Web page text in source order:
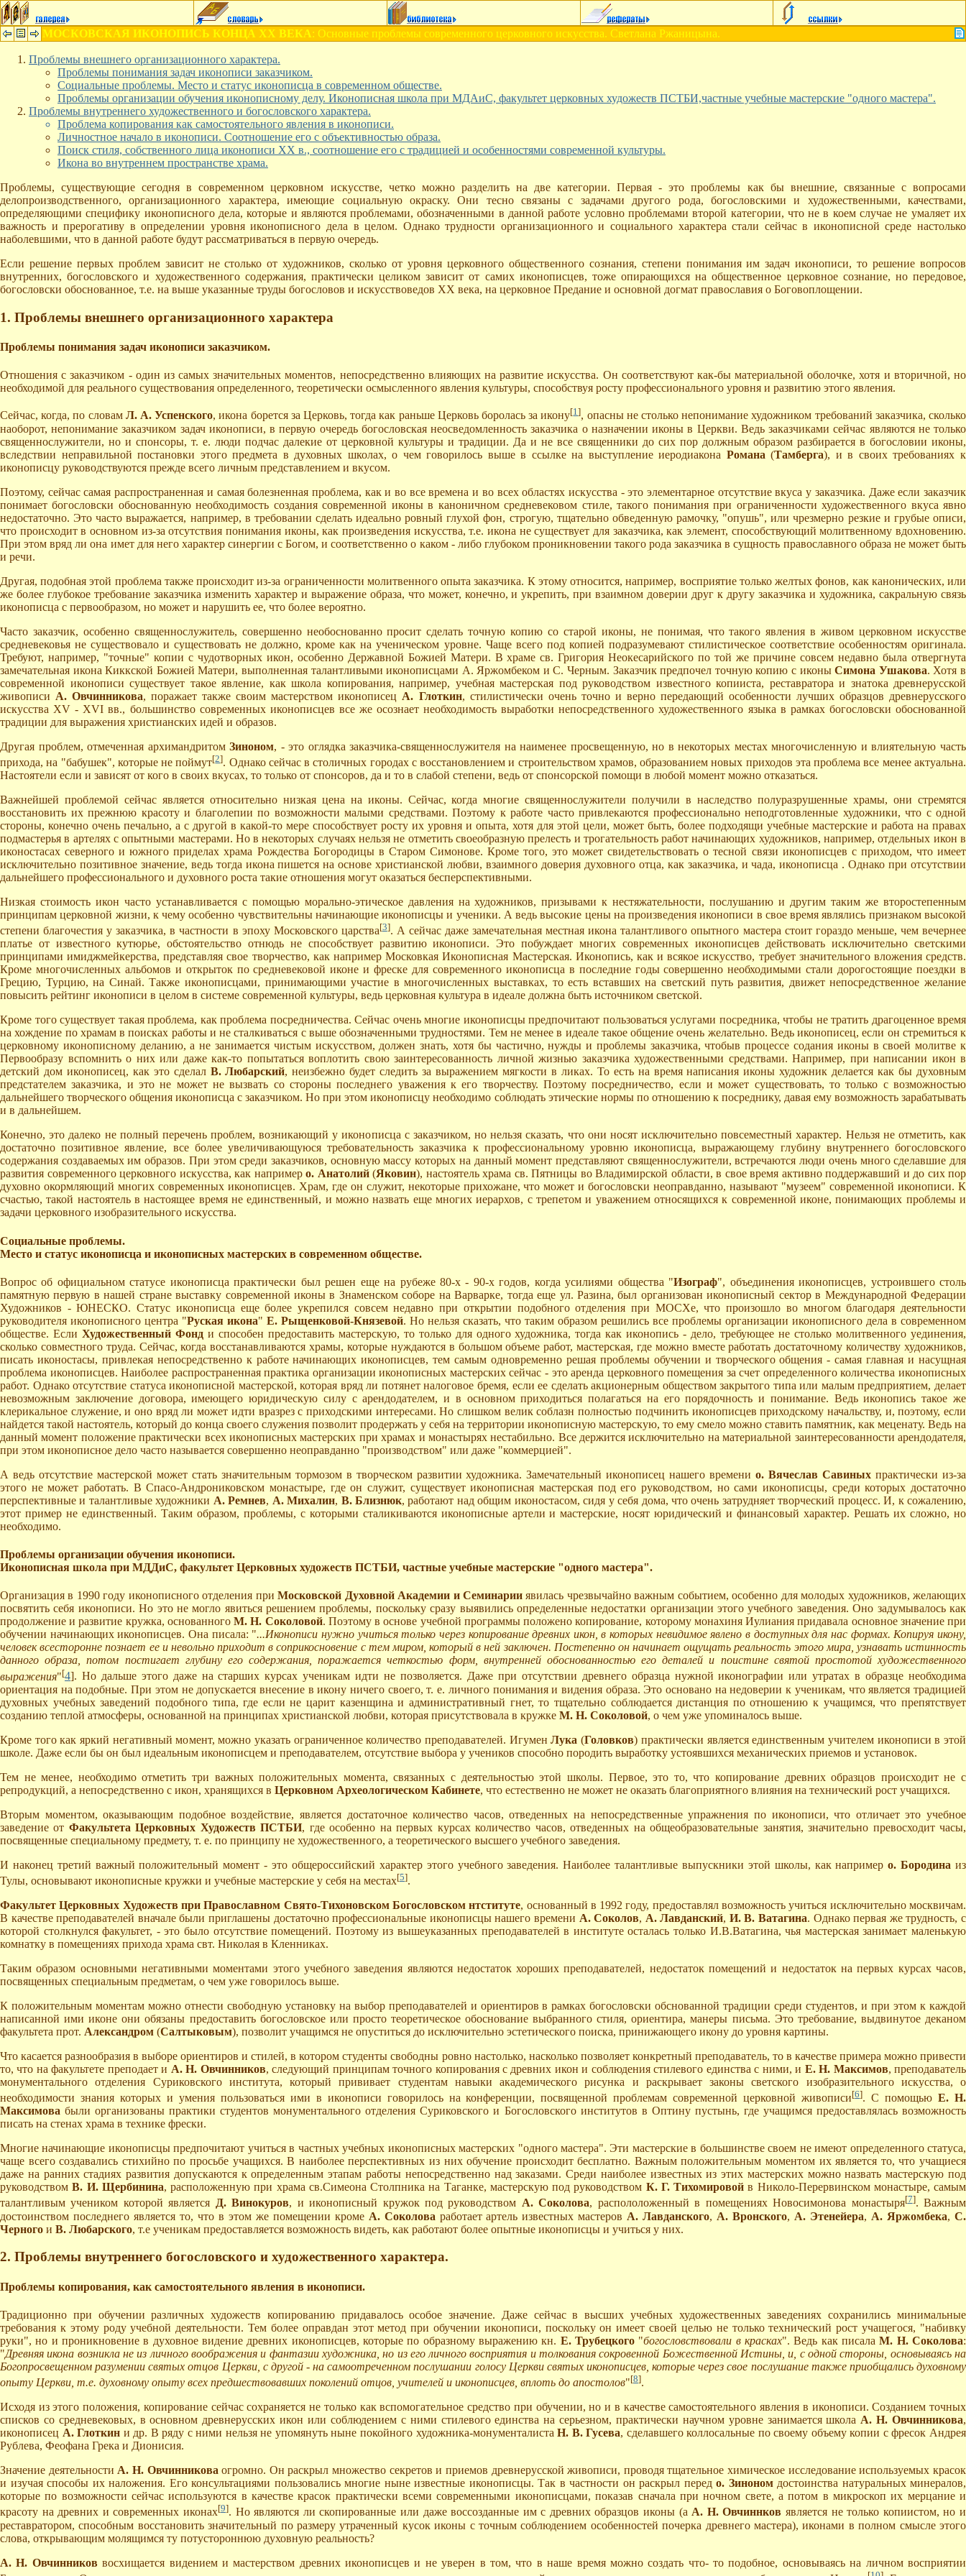
МОСКОВСКАЯ ИКОНОПИСЬ КОНЦА XX ВЕКА: Основные проблемы современного церковного искусства. Светлана Ржаницына.
Проблемы внешнего организационного характера.
Проблемы понимания задач иконописи заказчиком.
Социальные проблемы. Место и статус иконописца в современном обществе.
Проблемы организации обучения иконописному делу. Иконописная школа при МДАиС, факультет церковных художеств ПСТБИ,частные учебные мастерские "одного мастера".
Проблемы внутреннего художественного и богословского характера.
Проблема копирования как самостоятельного явления в иконописи.
Личностное начало в иконописи. Соотношение его с объективностью образа.
Поиск стиля, собственного лица иконописи XX в., соотношение его с традицией и особенностями современной культуры.
Икона во внутреннем пространстве храма.
Проблемы, существующие сегодня в современном церковном искусстве, четко можно разделить на две категории. Первая - это проблемы как бы внешние, связанные с вопросами
делопроизводственного, организационного характера, имеющие социальную окраску. Они тесно связаны с задачами другого рода, богословскими и художественными, качествами,
определяющими специфику иконописного дела, которые и являются проблемами, обозначенными в данной работе условно проблемами второй категории, что не в коем случае не умаляет их
важность и прерогативу в определении уровня иконописного дела в целом. Однако трудности организационного и социального характера стали сейчас в иконописной среде настолько
наболевшими, что в данной работе будут рассматриваться в первую очередь.
Если решение первых проблем зависит не столько от художников, сколько от уровня церковного общественного сознания, степени понимания им задач иконописи, то решение вопросов
внутренних, богословского и художественного содержания, практически целиком зависит от самих иконописцев, тоже опирающихся на общественное церковное сознание, но передовое,
богословски обоснованное, т.е. на выше указанные труды богословов и искусствоведов XX века, на церковное Предание и основной догмат православия о Боговоплощении.
1. Проблемы внешнего организационного характера
Проблемы понимания задач иконописи заказчиком.
Отношения с заказчиком - один из самых значительных моментов, непосредственно влияющих на развитие искусства. Он соответствуют как-бы материальной оболочке, хотя и вторичной, но
необходимой для реального существования определенного, теоретически осмысленного явления культуры, способствуя росту профессионального уровня и развитию этого явления.
Сейчас, когда, по словам Л. А. Успенского, икона борется за Церковь, тогда как раньше Церковь боролась за икону[1], опасны не столько непонимание художником требований заказчика, сколько
наоборот, непонимание заказчиком задач иконописи, в первую очередь богословская неосведомленность заказчика о назначении иконы в Церкви. Ведь заказчиками сейчас являются не только
священнослужители, но и спонсоры, т. е. люди подчас далекие от церковной культуры и традиции. Да и не все священники до сих пор должным образом разбирается в богословии иконы,
вследствии неправильной постановки этого предмета в духовных школах, о чем говорилось выше в ссылке на выступление иеродиакона Романа (Тамберга), и в своих требованиях к
иконописцу руководствуются прежде всего личным представлением и вкусом.
Поэтому, сейчас самая распространенная и самая болезненная проблема, как и во все времена и во всех областях искусства - это элементарное отсутствие вкуса у заказчика. Даже если заказчик
понимает богословски обоснованную необходимость создания современной иконы в каноничном средневековом стиле, такого понимания при ограниченности художественного вкуса явно
недостаточно. Это часто выражается, например, в требовании сделать идеально ровный глухой фон, строгую, тщательно обведенную рамочку, "опушь", или чрезмерно резкие и грубые описи,
что происходит в основном из-за отсутствия понимания иконы, как произведения искусства, т.е. икона не существует для заказчика, как элемент, способствующий молитвенному вдохновению.
При этом вряд ли она имет для него характер синергии с Богом, и соответственно о каком - либо глубоком проникновении такого рода заказчика в сущность православного образа не может быть
и речи.
Другая, подобная этой проблема также происходит из-за ограниченности молитвенного опыта заказчика. К этому относится, например, восприятие только желтых фонов, как канонических, или
же более глубокое требование заказчика изменить характер и выражение образа, что может, конечно, и укрепить, при взаимном доверии друг к другу заказчика и художника, сакральную связь
иконописца с первообразом, но может и нарушить ее, что более вероятно.
Часто заказчик, особенно священнослужитель, совершенно необоснованно просит сделать точную копию со старой иконы, не понимая, что такого явления в живом церковном искусстве
средневековья не существовало и существовать не должно, кроме как на ученическом уровне. Чаще всего под копией подразумевают стилистическое соответствие особенностям оригинала.
Требуют, например, "точные" копии с чудотворных икон, особенно Державной Божией Матери. В храме св. Григория Неокесарийского по той же причине совсем недавно была отвергнута
замечательная икона Киккской Божией Матери, выполненная талантливыми иконописцами А. Яржомбеком и С. Черным. Заказчик предпочел точную копию с иконыСимона Ушакова. Хотя в
современной иконописи существует такое явление, как школа копирования, например, учебная мастерская под руководством известного копииста, реставратора и знатока древнерусской
живописи А. Овчинникова, поражает также своим мастерством иконописец А. Глоткин, стилистически очень точно и верно передающий особенности лучших образцов древнерусского
искусства XV - XVI вв., большинство современных иконописцев все же осознает необходимость выработки непосредственного художественного языка в рамках богословски обоснованной
традиции для выражения христианских идей и образов.
Другая проблем, отмеченная архимандритомЗиноном, - это оглядка заказчика-священнослужителя на наименее просвещенную, но в некоторых местах многочисленную и влиятельную часть
прихода, на "бабушек", которые не поймут[2]. Однако сейчас в столичных городах с восстановлением и строительством храмов, образованием новых приходов эта проблема все менее актуальна.
Настоятели если и зависят от кого в своих вкусах, то только от спонсоров, да и то в слабой степени, ведь от спонсорской помощи в любой момент можно отказаться.
Важнейшей проблемой сейчас является относительно низкая цена на иконы. Сейчас, когда многие священнослужители получили в наследство полуразрушенные храмы, они стремятся
восстановить их прежнюю красоту и благолепии по возможности малыми средствами. Поэтому к работе часто привлекаются профессионально неподготовленные художники, что с одной
стороны, конечно очень печально, а с другой в какой-то мере способствует росту их уровня и опыта, хотя для этой цели, может быть, более подходящи учебные мастерские и работа на правах
подмастерья в артелях с опытными мастерами. Но в некоторых случаях нельзя не отметить своеобразную прелесть и трогательность работ начинающих художников, например, отдельных икон в
иконостасах северного и южного приделах храма Рождества Богородицы в Старом Симонове. Кроме того, это может свидетельствовать о тесной связи иконописцев с приходом, что имеет
исключительно позитивное значение, ведь тогда икона пишется на основе христианской любви, взаимного доверия духовного отца, как заказчика, и чада, иконописца . Однако при отсутствии
дальнейшего профессионального и духовного роста такие отношения могут оказаться бесперспективными.
Низкая стоимость икон часто устанавливается с помощью морально-этическое давления на художников, призывами к нестяжательности, послушанию и другим таким же второстепенным
принципам церковной жизни, к чему особенно чувствительны начинающие иконописцы и ученики. А ведь высокие цены на произведения иконописи в свое время являлись признаком высокой
степени благочестия у заказчика, в частности в эпоху Московского царства[3]. А сейчас даже замечательная местная икона талантливого опытного мастера стоит гораздо меньше, чем вечернее
платье от известного кутюрье, обстоятельство отнюдь не способствует развитию иконописи. Это побуждает многих современных иконописцев действовать исключительно светскими
принципами имиджмейкерства, представляя свое творчество, как например Московкая Иконописная Мастерская. Иконопись, как и всякое искусство, требует значительного вложения средств.
Кроме многочисленных альбомов и открыток по средневековой иконе и фреске для современного иконописца в последние годы совершенно необходимыми стали дорогостоящие поездки в
Грецию, Турцию, на Синай. Также иконописцами, принимающими участие в многочисленных выставках, то есть вставших на светский путь развития, движет непосредственное желание
повысить рейтинг иконописи в целом в системе современной культуры, ведь церковная культура в идеале должна быть источником светской.
Кроме того существует такая проблема, как проблема посредничества. Сейчас очень многие иконописцы предпочитают пользоваться услугами посредника, чтобы не тратить драгоценное время
на хождение по храмам в поисках работы и не сталкиваться с выше обозначенными трудностями. Тем не менее в идеале такое общение очень желательно. Ведь иконописец, если он стремиться к
церковному иконописному деланию, а не занимается чистым искусством, должен знать, хотя бы частично, нужды и проблемы заказчика, чтобыв процессе содания иконы в своей молитве к
Первообразу вспомнить о них или даже как-то попытаться воплотить свою заинтересованность личной жизнью заказчика художественными средствами. Например, при написании икон в
детский дом иконописец, как это сделал В. Любарский, неизбежно будет следить за выражением мягкости в ликах. То есть на время написания иконы художник делается как бы духовным
предстателем заказчика, и это не может не вызвать со стороны последнего уважения к его творчеству. Поэтому посредничество, если и может существовать, то только с возможностью
дальнейшего творческого общения иконописца с заказчиком. Но при этом иконописцу необходимо соблюдать этические нормы по отношению к посреднику, давая ему возможность зарабатывать
и в дальнейшем.
Конечно, это далеко не полный перечень проблем, возникающий у иконописца с заказчиком, но нельзя сказать, что они носят исключительно повсеместный характер. Нельзя не отметить, как
достаточно позитивное явление, все более увеличивающуюся требовательность заказчика к профессиональному уровню иконописца, выражающему глубину внутреннего богословского
содержания создаваемых им образов. При этом среди заказчиков, основную массу которых на данный момент представляют священнослужители, встречаются люди очень много сделавшие для
развития современного церковного искусства, как например о. Анатолий(Яковин), настоятель храма св. Пятницы во Владимирской области, в свое время активно поддержавший и до сих пор
духовно окормляющий многих современных иконописцев. Храм, где он служит, некоторые прихожане, что может и богословски неоправданно, называют "музеем" современной иконописи. К
счастью, такой настоятель в настоящее время не единственный, и можно назвать еще многих иерархов, с трепетом и уважением относящихся к современной иконе, понимающих проблемы и
задачи церковного изобразительного искусства.
Социальные проблемы.
Место и статус иконописца и иконописных мастерских в современном обществе.
Вопрос об официальном статусе иконописца практически был решен еще на рубеже 80-х - 90-х годов, когда усилиями общества "Изограф", объединения иконописцев, устроившего столь
памятную первую в нашей стране выставку современной иконы в Знаменском соборе на Варварке, тогда еще ул. Разина, был организован иконописный сектор в Международной Федерации
Художников - ЮНЕСКО. Статус иконописца еще более укрепился совсем недавно при открытии подобного отделения при МОСХе, что произошло во многом благодаря деятельности
руководителя иконописного центра "Руская икона" Е. Рыщенковой-Князевой. Но нельзя сказать, что таким образом решились все проблемы организации иконописного дела в современном
обществе. Если Художественный Фонди способен предоставить мастерскую, то только для одного художника, тогда как иконопись - дело, требующее не столько молитвенного уединения,
сколько совместного труда. Сейчас, когда восстанавливаются храмы, которые нуждаются в большом объеме работ, мастерская, где можно вместе работать достаточному количеству художников,
писать иконостасы, привлекая непосредственно к работе начинающих иконописцев, тем самым одновременно решая проблемы обучении и творческого общения - самая главная и насущная
проблема иконописцев. Наиболее распространенная практика организации иконописных мастерских сейчас - это аренда церковного помещения за счет определенного количества иконописных
работ. Однако отсутствие статуса иконописной мастерской, которая вряд ли потянет налоговое бремя, если ее сделать акционерным обществом закрытого типа или малым предприятием, делает
невозможным заключение договора, имеющего юридическую силу с арендодателем, и в основном приходиться полагаться на его порядочность и понимание. Ведь иконопись такое же
клерикальное служение, и оно вряд ли может идти вразрез с приходскими интересами. Но слишком велик соблазн полностью подчинить иконописцев приходскому начальству, и, поэтому, если
найдется такой настоятель, который до конца своего служения позволит продержать у себя на территории иконописную мастерскую, то ему смело можно ставить памятник, как меценату. Ведь на
данный момент положение практически всех иконописных мастерских при храмах и монастырях нестабильно. Все держится исключительно на материальной заинтересованности арендодателя,
при этом иконописное дело часто называется совершенно неоправданно "производством" или даже "коммерцией".
А ведь отсутствие мастерской может стать значительным тормозом в творческом развитии художника. Замечательный иконописец нашего временио. Вячеслав Савиных практически из-за
этого не может работать. В Спасо-Андрониковском монастыре, где он служит, существует иконописная мастерская под его руководством, но сами иконописцы, среди которых достаточно
перспективные и талантливые художники А. Ремнев, А. Михалин, В. Близнюк, работают над общим иконостасом, сидя у себя дома, что очень затрудняет творческий процесс. И, к сожалению,
этот пример не единственный. Таким образом, проблемы, с которыми сталикиваются иконописные артели и мастерские, носят юридический и финансовый характер. Решать их сложно, но
необходимо.
Проблемы организации обучения иконописи.
Иконописная школа при МДДиС, факультет Церковных художеств ПСТБИ, частные учебные мастерские "одного мастера".
Организация в 1990 году иконописного отделения приМосковской Духовной Академии и Семинарииявилась чрезвычайно важным событием, особенно для молодых художников, желающих
посвятить себя иконописи. Но это не могло явиться решением проблемы, поскольку сразу выявились определенные недостатки организации этого учебного заведения. Оно задумывалось как
продолжение и развитие кружка, основанногоМ. Н. Соколовой. Поэтому в основе учебной программы положено копирование, которому монахиня Иулиания придавала основное значение при
обучении начинающих иконописцев. Она писала: "...Иконописи нужно учиться только через копирование древних икон, в которых невидимое явлено в доступных для нас формах. Копируя икону,
человек всесторонне познает ее и невольно приходит в соприкосновение с тем миром, который в ней заключен. Постепенно он начинает ощущать реальность этого мира, узнавать истинность
данного образа, потом постигает глубину его содержания, поражается четкостью форм, внутренней обоснованностью его деталей и поистине святой простотой художественного
выражения"[4]. Но дальше этого даже на старших курсах ученикам идти не позволяется. Даже при отсутствии древнего образца нужной иконографии или утратах в образце необходима
ориентация на подобные. При этом не допускается внесение в икону ничего своего, т. е. личного понимания и видения образа. Это основано на недоверии к ученикам, что является традицией
духовных учебных заведений подобного типа, где если не царит казенщина и административный гнет, то тщательно соблюдается дистанция по отношению к учащимся, что препятствует
созданию теплой атмосферы, основанной на принципах христианской любви, которая присутствовала в кружке М. Н. Соколовой, о чем уже упоминалось выше.
Кроме того как яркий негативный момент, можно указать ограниченное количество преподавателей. ИгуменЛука (Головков) практически является единственным учителем иконописи в этой
школе. Даже если бы он был идеальным иконописцем и преподавателем, отсутствие выбора у учеников способно породить выработку устоявшихся механических приемов и установок.
Тем не менее, необходимо отметить три важных положительных момента, связанных с деятельностью этой школы. Первое, это то, что копирование древних образцов происходит не с
репродукций, а непосредственно с икон, хранящихся в Церковном Археологическом Кабинете, что естественно не может не оказать благоприятного влияния на технический рост учащихся.
Вторым моментом, оказывающим подобное воздействие, является достаточное количество часов, отведенных на непосредственные упражнения по иконописи, что отличает это учебное
заведение от Факультета Церковных Художеств ПСТБИ, где особенно на первых курсах количество часов, отведенных на общеобразовательные занятия, значительно превосходит часы,
посвященные специальному предмету, т. е. по принципу не художественного, а теоретического высшего учебного заведения.
И наконец третий важный положительный момент - это общероссийский характер этого учебного заведения. Наиболее талантливые выпускники этой школы, как напримерo. Бородина из
Тулы, основывают иконописные кружки и учебные мастерские у себя на местах[5].
Факультет Церковных Художеств при Православном Свято-Тихоновском Богословском нтституте, основанный в 1992 году, предоставлял возможность учиться исключительно москвичам.
В качестве преподавателей вначале были приглашены достаточно профессиональные иконописцы нашего времени А. Соколов, А. Лавданский, И. В. Ватагина. Однако первая же трудность, с
которой столкнулся факультет, - это было отсутствие помещений. Поэтому из вышеуказанных преподавателей в институте осталась только И.В.Ватагина, чья мастерская занимает маленькую
комнатку в помещениях прихода храма свт. Николая в Кленниках.
Таким образом основными негативными моментами этого учебного заведения являются недостаток хороших преподавателей, недостаток помещений и недостаток на первых курсах часов,
посвященных специальным предметам, о чем уже говорилось выше.
К положительным моментам можно отнести свободную установку на выбор преподавателей и ориентиров в рамках богословски обснованной традиции среди студентов, и при этом к каждой
написанной ими иконе они обязаны предоставить богословское или просто теоретическое обоснование выбранного стиля, ориентира, манеры письма. Это требование, выдвинутое деканом
факультета прот. Александром (Салтыковым), позволит учащимся не опуститься до исключительно эстетического поиска, принижающего икону до уровня картины.
Что касается разнообразия в выборе ориентиров и стилей, в котором студенты свободны ровно настолько, насколько позволяет конкретный преподаватель, то в качестве примера можно привести
то, что на факультете преподает и А. Н. Овчинников, следующий принципам точного копирования с древних икон и соблюдения стилевого единства с ними, и Е. Н. Максимов, преподаватель
монументального отделения Суриковского института, который прививает студентам навыки академического рисунка и раскрывает законы светского изобразительного искусства, о
необходимости знания которых и умения пользоваться ими в иконописи говорилось на конференции, посвященной проблемам современной церковной живописи[6]. С помощьюЕ. Н.
Максимова были организованы практики студентов монументального отделения Суриковского и Богословского институтов в Оптину пустынь, где учащимся предоставлялась возможность
писать на стенах храма в технике фрески.
Многие начинающие иконописцы предпочитают учиться в частных учебных иконописных мастерских "одного мастера". Эти мастерские в большинстве своем не имеют определенного статуса,
чаще всего создавались стихийно по просьбе учащихся. В наиболее перспективных из них обучение происходит бесплатно. Важным положительным моментом их является то, что учащиеся
даже на ранних стадиях развития допускаются к определенным этапам работы непосредственно над заказами. Среди наиболее известных из этих мастерских можно назвать мастерскую под
руководствомВ. И. Щербинина, расположенную при храма св.Симеона Столпника на Таганке, мастерскую под руководством К. Г. Тихомировой в Николо-Перервинском монастыре, самым
талантливым учеником которой является Д. Винокуров, и иконописный кружок под руководством А. Соколова, распололоженный в помещениях Новосимонова монастыря[7]. Важным
достоинством последнего является то, что в этом же помещении кроме А. Соколова работает артель известных мастеров А. Лавданского, А. Вронского, А. Этенейера, А. Яржомбека,С.
Черного и В. Любарского, т.е ученикам предоставляется возможность видеть, как работают более опытные иконописцы и учиться у них.
2. Проблемы внутреннего богословского и художественного характера.
Проблемы копирования, как самостоятельного явления в иконописи.
Традиционно при обучении различных художеств копированию придавалось особое значение. Даже сейчас в высших учебных художественных заведениях сохранились минимальные
требования к этому роду учебной деятельности. Тем более оправдан этот метод при обучении иконописи, поскольку он имеет своей целью не только технический рост учащегося, "набивку
руки", но и проникновение в духовное видение древних иконописцев, которые по образному выражению кн. Е. Трубецкого "богословствовали в красках". Ведь как писалаМ. Н. Соколова:
"Древняя икона возникла не из личного воображения и фантазии художника, но из его личного восприятия и толкования сокровенной Божественной Истины, и, с одной стороны, основываясь на
Богопросвещенном разумении святых отцов Церкви, с другой - на самоотреченном послушании голосу Церкви святых иконописцев, которые через свое послушание также приобщались духовному
опыту Церкви, т.е. духовному опыту всех предшествовавших поколений отцов, учителей и иконописцев, вплоть до апостолов"[8].
Исходя из этого положения, копирование сейчас сохраняется не только как вспомогательное средство при обучении, но и в качестве самостоятельного явления в иконописи. Созданием точных
списков со средневековых, в основном древнерусских икон или соблюдением с ними стилевого единства на серьезном, практически научном уровне занимается школа А. Н. Овчинникова,
иконописец А. Глоткин и др. В ряду с ними нельзя не упомянуть ныне покойного художника-монументалистаН. В. Гусева, сделавшего коллосальные по своему объему копии с фресок Андрея
Рублева, Феофана Грека и Дионисия.
Значение деятельности А. Н. Овчинникова огромно. Он раскрыл множество секретов и приемов древнерусской живописи, проводя тщательное химическое исследование используемых красок
и изучая способы их наложения. Его консультациями пользовались многие ныне известные иконописцы. Так в частности он раскрыл перед о. Зинономдостоинства натуральных минералов,
которые по возможности сейчас используются в качестве красок практически всеми современными иконописцами, показав сначала при ночном свете, а потом в микроскоп их мерцание и
красоту на древних и современных иконах[9]. Но являются ли скопированные или даже воссозданные им с древних образцов иконы (аА. Н. Овчиннков является не только копиистом, но и
реставратором, способным восстановить значительный по размеру утраченный кусок иконы с точным соблюдением особенностей почерка древнего мастера), иконами в полном смысле этого
слова, открывающим молящимся ту потустороннюю духовную реальность?
А. Н. Овчинников восхищается видением и мастерством древних иконописцев и не уверен в том, что в наше время можно создать что- то подобное, основываясь на личном восприятии